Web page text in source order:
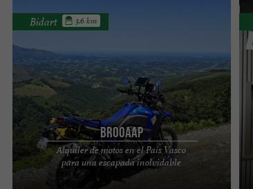
BROOAAP
Alquiler de motos en el País Vasco
para una escapada inolvidable
Bidart 3.6 km
¿Buscas evasión, libertad, naturaleza o
simplemente un paseo en moto, ya sea solo o en
pareja, BROOAAP está ...